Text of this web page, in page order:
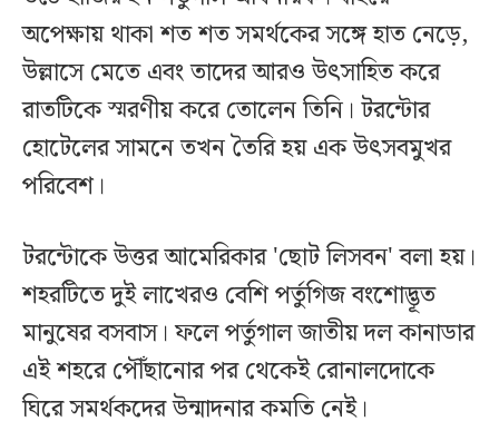
অপেক্ষায় থাকা শত শত সমর্থকের সঙ্গে হাত নেড়ে,
উল্লাসে মেতে এবং তাদের আরও উৎসাহিত করে
রাতটিকে স্মরণীয় করে তোলেন তিনি। টরন্টোর
হোটেলের সামনে তখন তৈরি হয় এক উৎসবমুখর
পরিবেশ।
টরন্টোকে উত্তর আমেরিকার 'ছোট লিসবন' বলা হয়।
শহরটিতে দুই লাখেরও বেশি পর্তুগিজ বংশোদ্ভূত
মানুষের বসবাস। ফলে পর্তুগাল জাতীয় দল কানাডার
এই শহরে পৌঁছানোর পর থেকেই রোনালদোকে
ঘিরে সমর্থকদের উন্মাদনার কমতি নেই।